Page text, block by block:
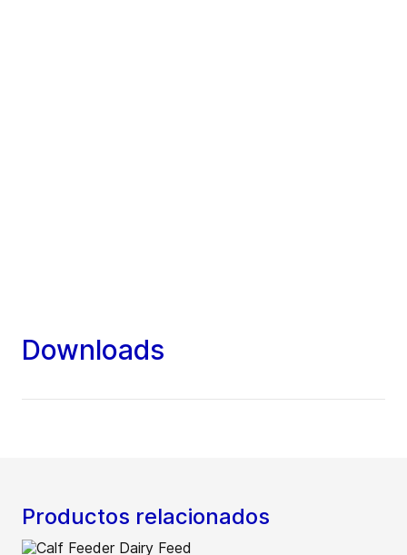
Downloads
Productos relacionados